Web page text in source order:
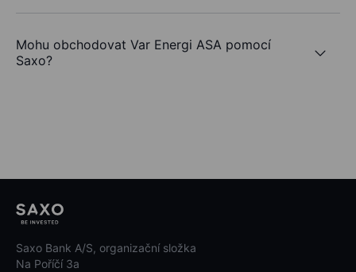
Mohu obchodovat Var Energi ASA pomocí
Saxo?
Saxo Bank A/S, organizační složka
Na Poříčí 3a